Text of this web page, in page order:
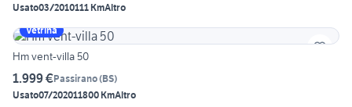
Usato03/2010111 KmAltro
Vetrina
Hm vent-villa 50
1.999 €Passirano(BS)
Usato07/202011800 KmAltro